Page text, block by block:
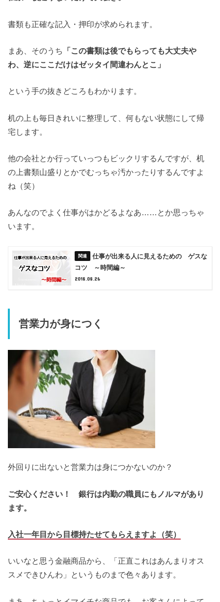
書類も正確な記入・押印が求められます。
まあ、そのうち
「この書類は後でもらっても大丈夫や
わ、逆にここだけはゼッタイ間違わんとこ」
という手の抜きどころもわかります。
机の上も毎日きれいに整理して、何もない状態にして帰
宅します。
他の会社とか行っていっつもビックリするんですが、机
の上書類山盛りとかでむっちゃ汚かったりするんですよ
ね（笑）
あんなのでよく仕事がはかどるよなあ……とか思っちゃ
います。
仕事が出来る人に見えるための ゲスな
コツ ～時間編～
2018.08.26
営業力が身につく
外回りに出ないと営業力は身につかないのか？
ご安心ください！ 銀行は内勤の職員にもノルマがあり
ます。
入社一年目から目標持たせてもらえますよ（笑）
いいなと思う金融商品から、「正直これはあんまりオス
スメできひんわ」というものまで色々あります。